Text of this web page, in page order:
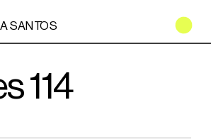
SANTOS
114